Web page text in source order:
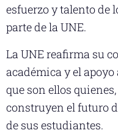
esfuerzo y talento de
parte de la UNE.
La UNE reafirma su
académica y el
que son ellos
construyen el futuro
de sus estudiantes.